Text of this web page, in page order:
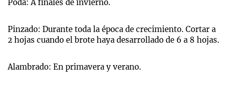
Poda: A finales de invierno.
Pinzado: Durante toda la época de crecimiento. Cortar a
2 hojas cuando el brote haya desarrollado de 6 a 8 hojas.
Alambrado: En primavera y verano.